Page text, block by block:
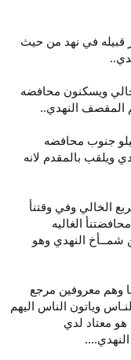
قبيله في نهد من حيث
ويسكنون محافضه
المقصف النهدي..
بذياب ويسكنون قريه الوديعه 50 كيلو جنوب محافضه
ويلقب بالمقدم لانه
الخالي وفي وقتنأ
الغاليه
النهدي وهو
وهم معروفين مرجع
وياتون الناس اليهم
معتاد لدي